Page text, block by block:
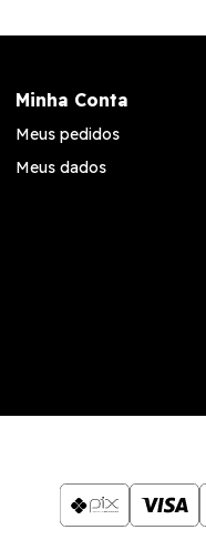
Minha Conta
Meus pedidos
Meus dados